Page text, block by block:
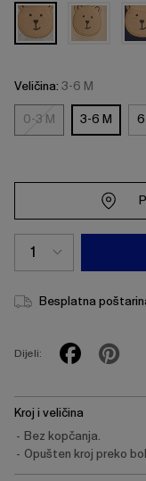
Veličina: 3-6 M
0-3 M
0-
M
3-6 M
Besplatna
Dijeli:
Kroj i veličina
Bez kopčanja.
Opušten kroj preko